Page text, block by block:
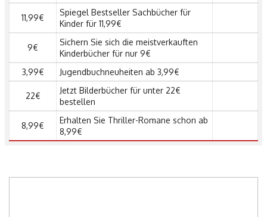
11,99€
Spiegel Bestseller Sachbücher für
Kinder für 11,99€
9€
Sichern Sie sich die meistverkauften
Kinderbücher für nur 9€
3,99€
Jugendbuchneuheiten ab 3,99€
22€
Jetzt Bilderbücher für unter 22€
bestellen
8,99€
Erhalten Sie Thriller-Romane schon ab
8,99€